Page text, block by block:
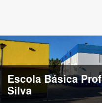
Escola Básica
Silva